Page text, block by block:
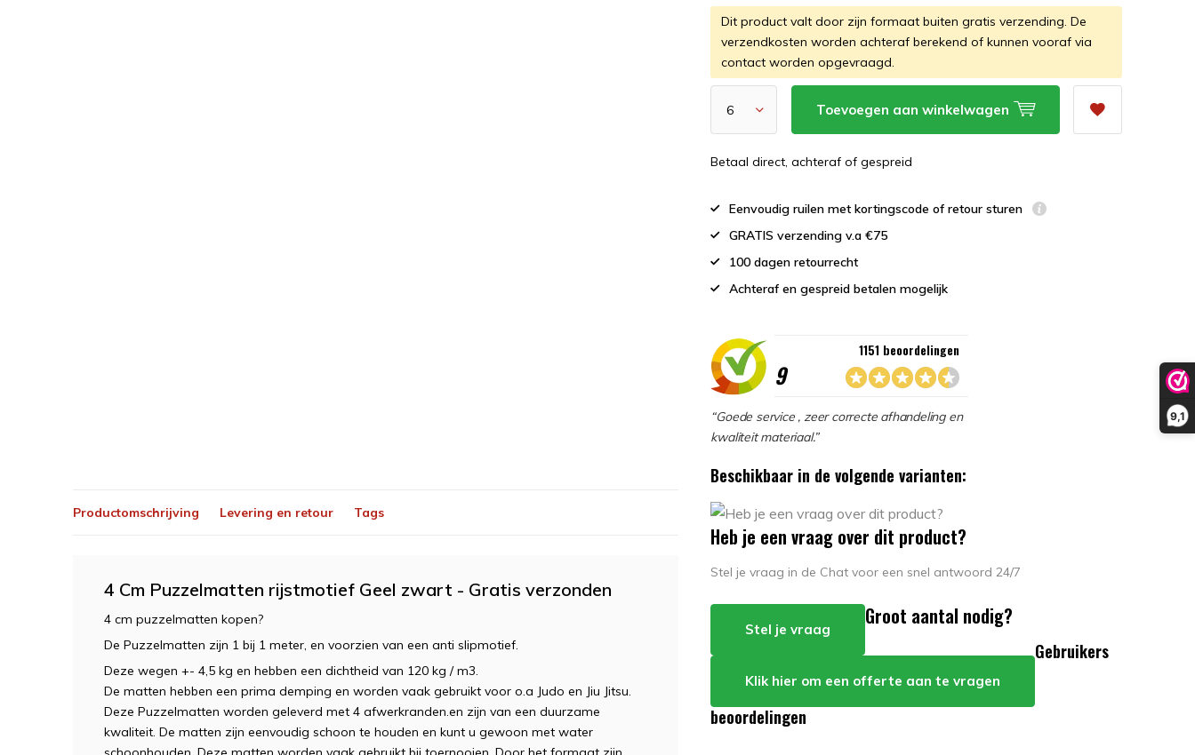
9,1
Dit product valt door zijn formaat buiten gratis verzending. De
verzendkosten worden achteraf berekend of kunnen vooraf via
contact worden opgevraagd.
Toevoegen aan winkelwagen
Betaal direct, achteraf of gespreid
Eenvoudig ruilen met kortingscode of retour sturen
GRATIS verzending v.a €75
100 dagen retourrecht
Achteraf en gespreid betalen mogelijk
9
1151 beoordelingen
“Goede service , zeer correcte afhandeling en
kwaliteit materiaal.”
Beschikbaar in de volgende varianten:
Productomschrijving Levering en retour Tags
4 Cm Puzzelmatten rijstmotief Geel zwart - Gratis verzonden
4 cm puzzelmatten kopen?
De Puzzelmatten zijn 1 bij 1 meter, en voorzien van een anti slipmotief.
Deze wegen +- 4,5 kg en hebben een dichtheid van 120 kg / m3.
De matten hebben een prima demping en worden vaak gebruikt voor o.a Judo en Jiu Jitsu.
Deze Puzzelmatten worden geleverd met 4 afwerkranden.en zijn van een duurzame
kwaliteit. De matten zijn eenvoudig schoon te houden en kunt u gewoon met water
Heb je een vraag over dit product?
Stel je vraag in de Chat voor een snel antwoord 24/7
Stel je vraag
Groot aantal nodig?
Klik hier om een offerte aan te vragen
Gebruikers
beoordelingen